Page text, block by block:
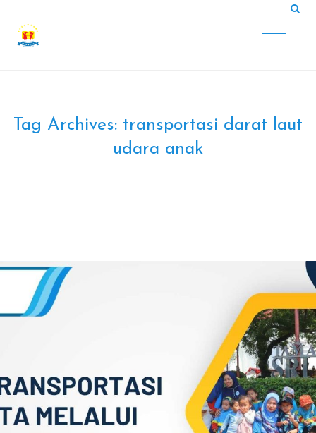
Tag Archives: transportasi darat laut
udara anak